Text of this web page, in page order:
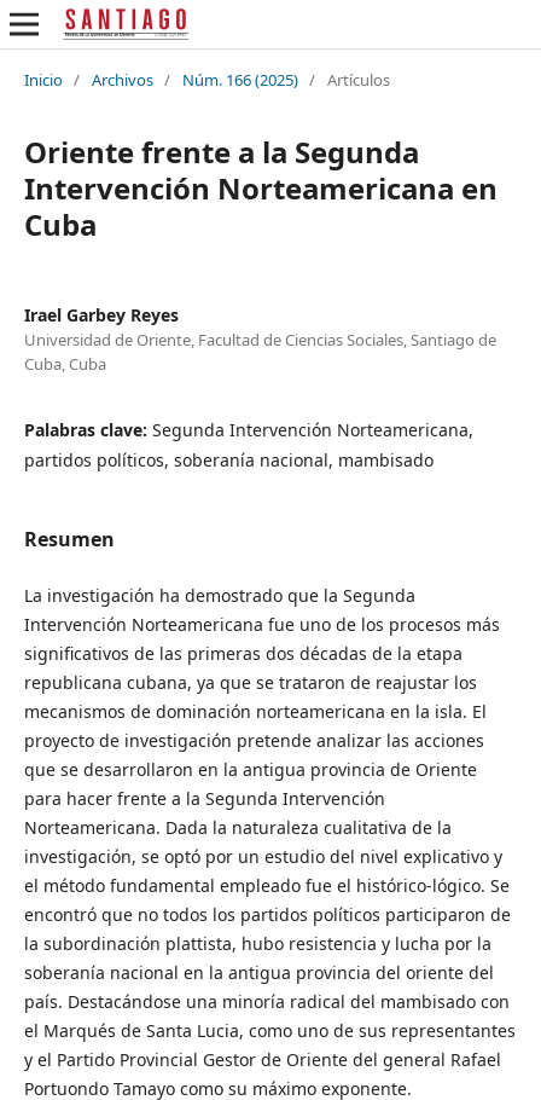
Inicio / Archivos / Núm. 166 (2025) / Artículos
Oriente frente a la Segunda
Intervención Norteamericana en
Cuba
Irael Garbey Reyes
Universidad de Oriente, Facultad de Ciencias Sociales, Santiago de
Cuba, Cuba
Palabras clave: Segunda Intervención Norteamericana,
partidos políticos, soberanía nacional, mambisado
Resumen
La investigación ha demostrado que la Segunda
Intervención Norteamericana fue uno de los procesos más
significativos de las primeras dos décadas de la etapa
republicana cubana, ya que se trataron de reajustar los
mecanismos de dominación norteamericana en la isla. El
proyecto de investigación pretende analizar las acciones
que se desarrollaron en la antigua provincia de Oriente
para hacer frente a la Segunda Intervención
Norteamericana. Dada la naturaleza cualitativa de la
investigación, se optó por un estudio del nivel explicativo y
el método fundamental empleado fue el histórico-lógico. Se
encontró que no todos los partidos políticos participaron de
la subordinación plattista, hubo resistencia y lucha por la
soberanía nacional en la antigua provincia del oriente del
país. Destacándose una minoría radical del mambisado con
el Marqués de Santa Lucia, como uno de sus representantes
y el Partido Provincial Gestor de Oriente del general Rafael
Portuondo Tamayo como su máximo exponente.